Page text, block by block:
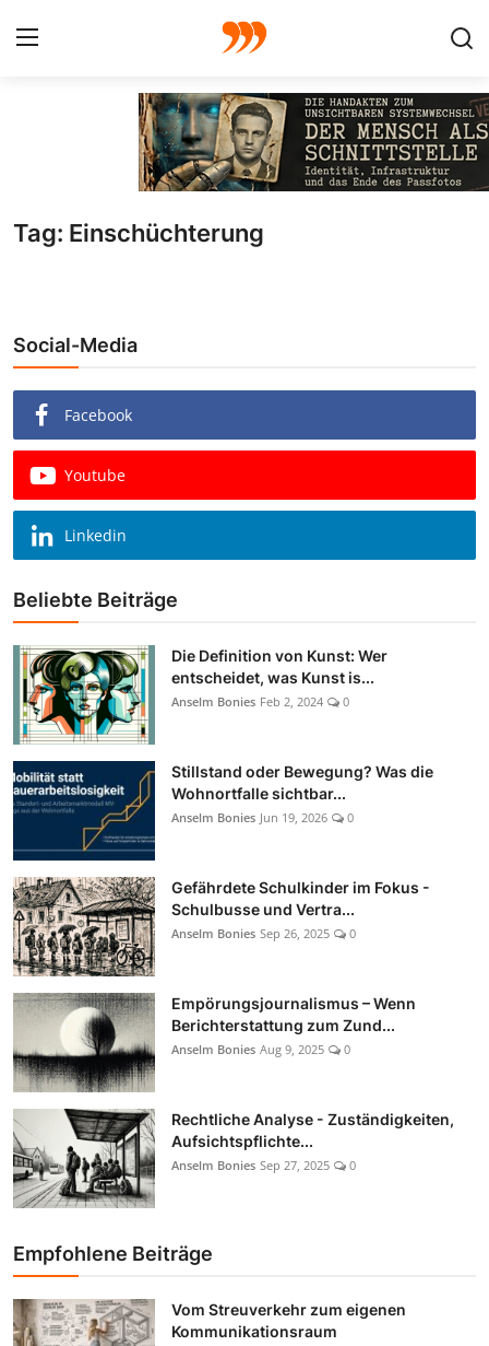
Galerie
Redaktion
Beiträge
Vorproduktion
Tag: Einschüchterung
Social-Media
Facebook
Youtube
Linkedin
Beliebte Beiträge
Die Definition von Kunst: Wer
entscheidet, was Kunst is...
Anselm Bonies Feb 2, 2024 0
Stillstand oder Bewegung? Was die
Wohnortfalle sichtbar...
Anselm Bonies Jun 19, 2026 0
Gefährdete Schulkinder im Fokus -
Schulbusse und Vertra...
Anselm Bonies Sep 26, 2025 0
Empörungsjournalismus – Wenn
Berichterstattung zum Zund...
Anselm Bonies Aug 9, 2025 0
Rechtliche Analyse - Zuständigkeiten,
Aufsichtspflichte...
Anselm Bonies Sep 27, 2025 0
Empfohlene Beiträge
Vom Streuverkehr zum eigenen
Kommunikationsraum